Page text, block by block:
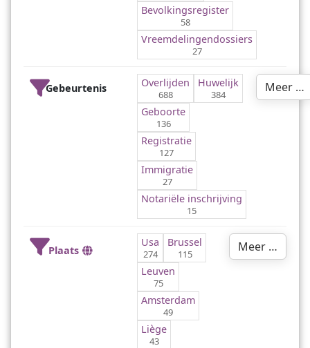
Bevolkingsregister
58
Vreemdelingendossiers
27
Gebeurtenis Overlijden
688
Huwelijk
384
Geboorte
136
Registratie
127
Immigratie
27
Notariële inschrijving
15
Meer …
Plaats
Usa
274
Brussel
115
Leuven
75
Amsterdam
49
Liège
43
Meer …